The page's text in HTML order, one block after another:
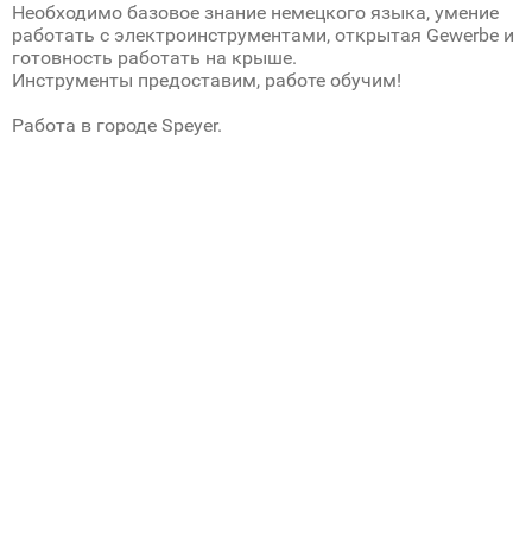
Необходимо базовое знание немецкого языка, умение
работать с электроинструментами, открытая Gewerbe и
готовность работать на крыше.
Инструменты предоставим, работе обучим!
Работа в городе Speyer.